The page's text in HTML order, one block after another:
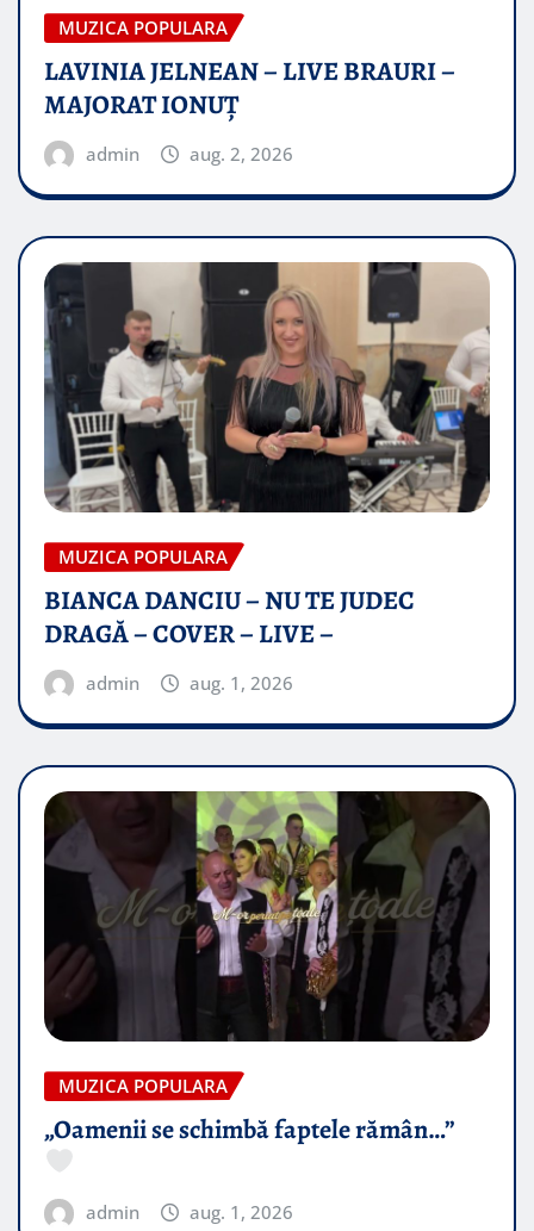
MUZICA POPULARA
LAVINIA JELNEAN – LIVE BRAURI –
MAJORAT IONUŢ
admin aug. 2, 2026
MUZICA POPULARA
BIANCA DANCIU – NU TE JUDEC
DRAGĂ – COVER – LIVE –
admin aug. 1, 2026
MUZICA POPULARA
„Oamenii se schimbă faptele rămân…”
admin aug. 1, 2026